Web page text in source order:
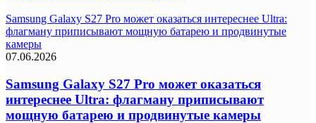
Samsung Galaxy S27 Pro может оказаться интереснее Ultra:
флагману приписывают мощную батарею и продвинутые
камеры
07.06.2026
Samsung Galaxy S27 Pro может оказаться
интереснее Ultra: флагману приписывают
мощную батарею и продвинутые камеры